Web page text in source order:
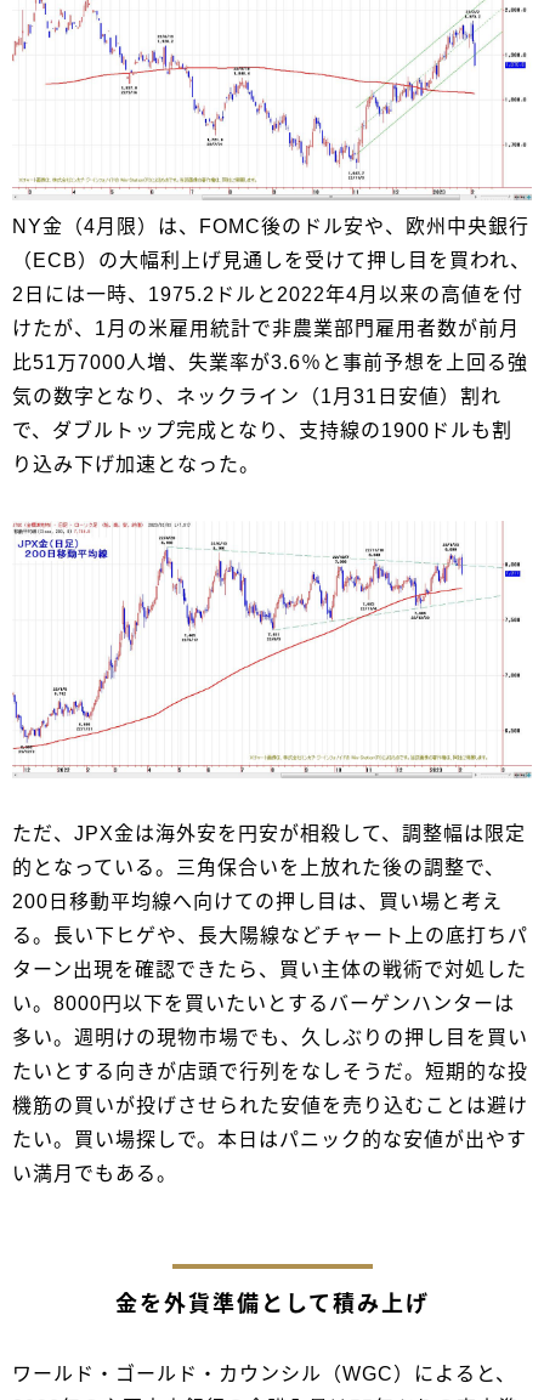
NY金（4月限）は、FOMC後のドル安や、欧州中央銀行
（ECB）の大幅利上げ見通しを受けて押し目を買われ、
2日には一時、1975.2ドルと2022年4月以来の高値を付
けたが、1月の米雇用統計で非農業部門雇用者数が前月
比51万7000人増、失業率が3.6％と事前予想を上回る強
気の数字となり、ネックライン（1月31日安値）割れ
で、ダブルトップ完成となり、支持線の1900ドルも割
り込み下げ加速となった。
ただ、JPX金は海外安を円安が相殺して、調整幅は限定
的となっている。三角保合いを上放れた後の調整で、
200日移動平均線へ向けての押し目は、買い場と考え
る。長い下ヒゲや、長大陽線などチャート上の底打ちパ
ターン出現を確認できたら、買い主体の戦術で対処した
い。8000円以下を買いたいとするバーゲンハンターは
多い。週明けの現物市場でも、久しぶりの押し目を買い
たいとする向きが店頭で行列をなしそうだ。短期的な投
機筋の買いが投げさせられた安値を売り込むことは避け
たい。買い場探しで。本日はパニック的な安値が出やす
い満月でもある。
金を外貨準備として積み上げ
ワールド・ゴールド・カウンシル（WGC）によると、